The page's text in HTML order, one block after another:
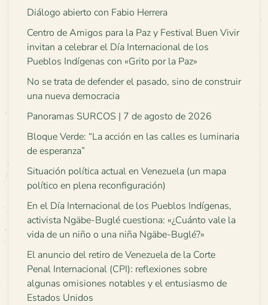
Diálogo abierto con Fabio Herrera
Centro de Amigos para la Paz y Festival Buen Vivir
invitan a celebrar el Día Internacional de los
Pueblos Indígenas con «Grito por la Paz»
No se trata de defender el pasado, sino de construir
una nueva democracia
Panoramas SURCOS | 7 de agosto de 2026
Bloque Verde: “La acción en las calles es luminaria
de esperanza”
Situación política actual en Venezuela (un mapa
político en plena reconfiguración)
En el Día Internacional de los Pueblos Indígenas,
activista Ngäbe-Buglé cuestiona: «¿Cuánto vale la
vida de un niño o una niña Ngäbe-Buglé?»
El anuncio del retiro de Venezuela de la Corte
Penal Internacional (CPI): reflexiones sobre
algunas omisiones notables y el entusiasmo de
Estados Unidos